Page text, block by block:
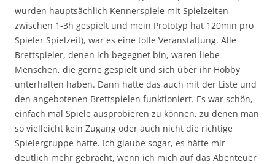
wurden hauptsächlich Kennerspiele mit Spielzeiten
zwischen 1-3h gespielt und mein Prototyp hat 120min pro
Spieler Spielzeit), war es eine tolle Veranstaltung. Alle
Brettspieler, denen ich begegnet bin, waren liebe
Menschen, die gerne gespielt und sich über ihr Hobby
unterhalten haben. Dann hatte das auch mit der Liste und
den angebotenen Brettspielen funktioniert. Es war schön,
einfach mal Spiele ausprobieren zu können, zu denen man
so vielleicht kein Zugang oder auch nicht die richtige
Spielergruppe hatte. Ich glaube sogar, es hätte mir
deutlich mehr gebracht, wenn ich mich auf das Abenteuer